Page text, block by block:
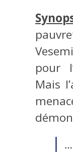
pour
Mais
…